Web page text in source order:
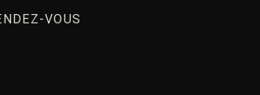
VOUS